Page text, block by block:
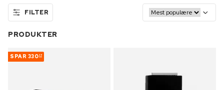
FILTER
PRODUKTER
SPAR 33017